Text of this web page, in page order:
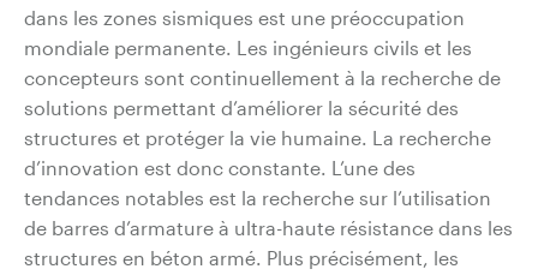
dans les zones sismiques est une préoccupation
mondiale permanente. Les ingénieurs civils et les
concepteurs sont continuellement à la recherche de
solutions permettant d’améliorer la sécurité des
structures et protéger la vie humaine. La recherche
d’innovation est donc constante. L’une des
tendances notables est la recherche sur l’utilisation
de barres d’armature à ultra-haute résistance dans les
structures en béton armé. Plus précisément, les